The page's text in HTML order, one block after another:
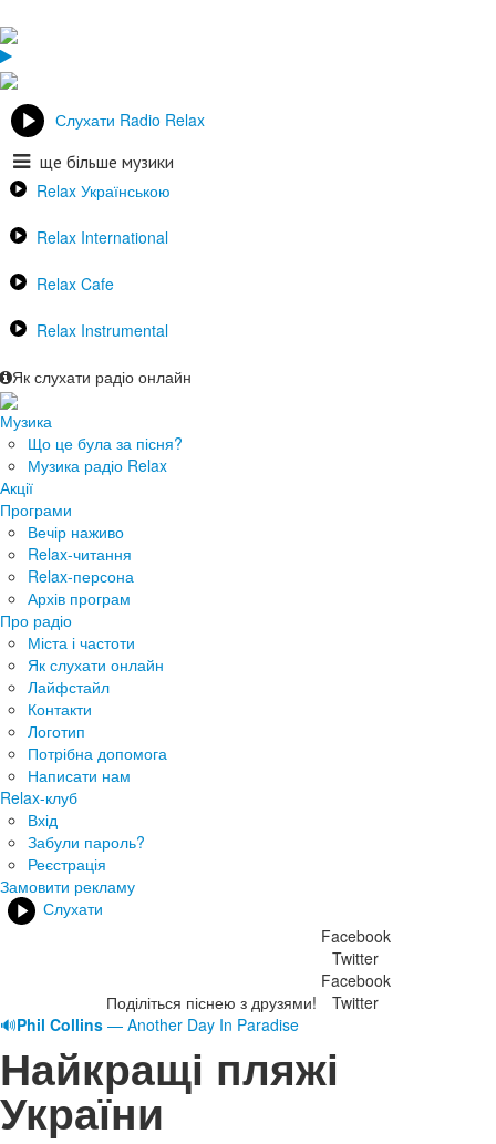
Слухати Radio Relax
ще більше музики
Relax Українською
Relax International
Relax Cafe
Relax Instrumental
Як слухати радіо онлайн
Музика
Що це була за пісня?
Музика радіо Relax
Акції
Програми
Вечір наживо
Relax-читання
Relax-персона
Архів програм
Про радіо
Міста і частоти
Як слухати онлайн
Лайфстайл
Контакти
Логотип
Потрібна допомога
Написати нам
Relax-клуб
Вхід
Забули пароль?
Реєстрація
Замовити рекламу
Слухати
Поділіться піснею з друзями!
Facebook
Twitter
Facebook
Twitter
🔊Phil Collins — Another Day In Paradise
Найкращі пляжі
України